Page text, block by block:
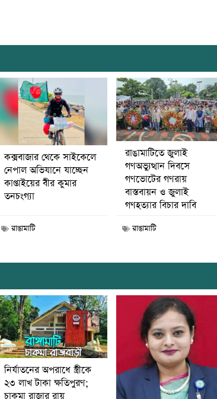
কক্সবাজার থেকে সাইকেলে
নেপাল অভিযানে যাচ্ছেন
কাপ্তাইয়ের বীর কুমার
তনচংগ্যা
রাঙামাটি
রাঙামাটিতে জুলাই
গণঅভ্যুত্থান দিবসে
গণভোটের গণরায়
বাস্তবায়ন ও জুলাই
গণহত্যার বিচার দাবি
রাঙামাটি
নির্যাতনের অপরাধে স্ত্রীকে
২৩ লাখ টাকা ক্ষতিপুরণ;